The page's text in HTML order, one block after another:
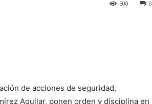
0
500
de acciones de seguridad,
Aguilar, ponen orden y disciplina en